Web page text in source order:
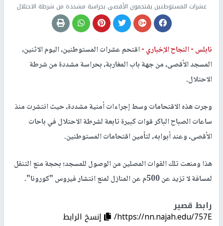
عشرات المستوطنين يقتحمون الأقصى بحراسة مشددة من شرطة الاحتلال
نابلس -النجاح الإخباري -اقتحم عشرات المستوطنين، اليوم الاثنين،
المسجد الأقصى، من جهة باب المغاربة، بحراسة مشددة من شرطة
الاحتلال.
وجرت هذه الاقتحامات وسط إجراءات أمنية مشددة، حيث انتشرت منذ
ساعات الصباح الباكر قوات كبيرة تابعة لشرطة الاحتلال في باحات
الأقصى، وعند أبوابه، لتأمين اقتحامات المستوطنين.
هذا ومنعت تلك القوات المصلين من الوصول للمسجد؛ بحجة منع التنقل
لمسافة لا تزيد عن 500م عن المنازل لمنع انتشار فيروس "كورونا".
رابط قصير
https://nn.najah.edu/757E/
إنسخ الرابط